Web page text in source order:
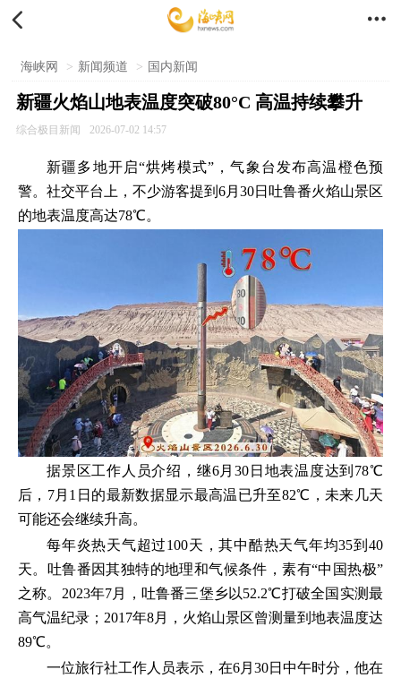
 
海峡网 > 新闻频道 > 国内新闻
新疆火焰山地表温度突破80°C 高温持续攀升
综合极目新闻 2026-07-02 14:57
新疆多地开启“烘烤模式”，气象台发布高温橙色预
警。社交平台上，不少游客提到6月30日吐鲁番火焰山景区
的地表温度高达78℃。
据景区工作人员介绍，继6月30日地表温度达到78℃
后，7月1日的最新数据显示最高温已升至82℃，未来几天
可能还会继续升高。
每年炎热天气超过100天，其中酷热天气年均35到40
天。吐鲁番因其独特的地理和气候条件，素有“中国热极”
之称。2023年7月，吐鲁番三堡乡以52.2℃打破全国实测最
高气温纪录；2017年8月，火焰山景区曾测量到地表温度达
89℃。
一位旅行社工作人员表示，在6月30日中午时分，他在